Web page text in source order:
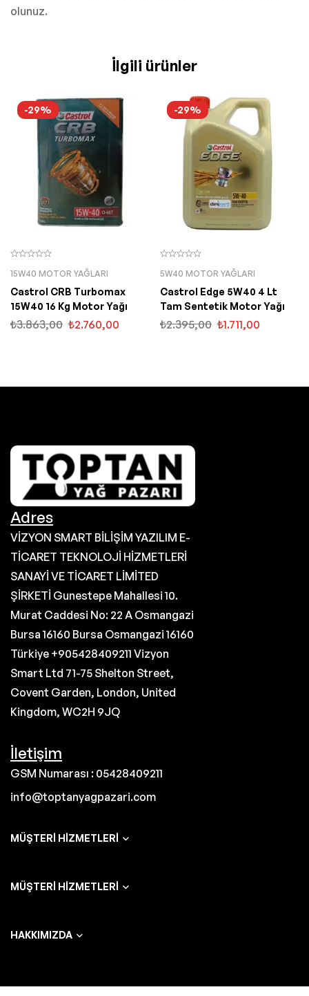
olunuz.
İlgili ürünler
-29%
15W40 MOTOR YAĞLARI
Castrol CRB Turbomax
15W40 16 Kg Motor Yağı
₺3.863,00 ₺2.760,00
-29%
5W40 MOTOR YAĞLARI
Castrol Edge 5W40 4 Lt
Tam Sentetik Motor Yağı
₺2.395,00 ₺1.711,00
Adres
VİZYON SMART BİLİŞİM YAZILIM E-
TİCARET TEKNOLOJİ HİZMETLERİ
SANAYİ VE TİCARET LİMİTED
ŞİRKETİ Gunestepe Mahallesi 10.
Murat Caddesi No: 22 A Osmangazi
Bursa 16160 Bursa Osmangazi 16160
Türkiye +905428409211 Vizyon
Smart Ltd 71-75 Shelton Street,
Covent Garden, London, United
Kingdom, WC2H 9JQ
İletişim
GSM Numarası : 05428409211
info@toptanyagpazari.com
MÜŞTERI HIZMETLERI
MÜŞTERI HIZMETLERI
HAKKIMIZDA